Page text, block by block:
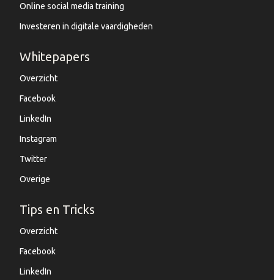
Online social media training
Investeren in digitale vaardigheden
Whitepapers
Overzicht
Facebook
LinkedIn
Instagram
Twitter
Overige
Tips en Tricks
Overzicht
Facebook
LinkedIn